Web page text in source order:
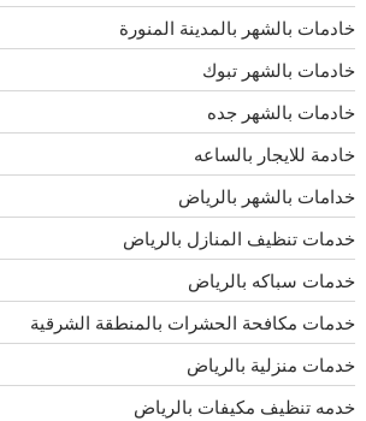
خادمات بالشهر بالمدينة المنورة
خادمات بالشهر تبوك
خادمات بالشهر جده
خادمة للايجار بالساعه
خدامات بالشهر بالرياض
خدمات تنظيف المنازل بالرياض
خدمات سباكه بالرياض
خدمات مكافحة الحشرات بالمنطقة الشرقية
خدمات منزلية بالرياض
خدمه تنظيف مكيفات بالرياض